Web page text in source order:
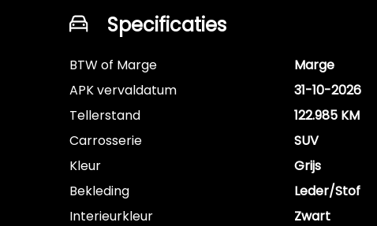
Specificaties
BTW of Marge
Marge
APK vervaldatum
31-10-2026
Tellerstand
122.985 KM
Carrosserie
SUV
Kleur
Grijs
Bekleding
Leder/Stof
Interieurkleur
Zwart